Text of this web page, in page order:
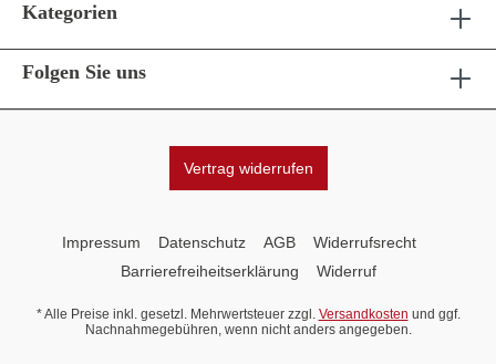
Kategorien
Folgen Sie uns
Vertrag widerrufen
Impressum Datenschutz AGB
Widerrufsrecht
Barrierefreiheitserklärung
Widerruf
* Alle Preise inkl. gesetzl. Mehrwertsteuer zzgl. Versandkosten und ggf.
Nachnahmegebühren, wenn nicht anders angegeben.